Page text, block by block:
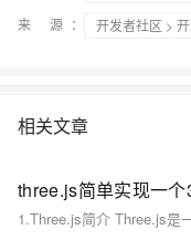
来 源：
开发者社区 >
相关文章
three.js简单实现一